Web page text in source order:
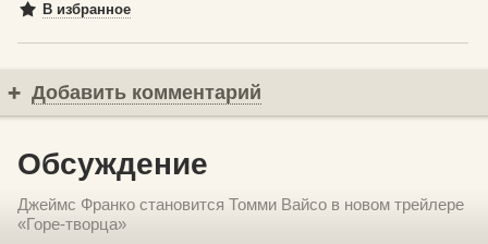
В избранное
Добавить комментарий
Обсуждение
Джеймс Франко становится Томми Вайсо в новом трейлере
«Горе-творца»